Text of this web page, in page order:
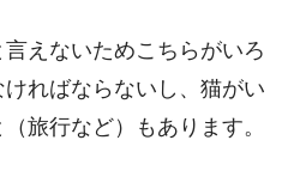
言えないためこちらがいろ
ればならないし、猫がい
旅行など）もあります。